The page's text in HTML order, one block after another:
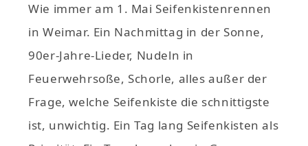
Wie immer am 1. Mai Seifenkistenrennen
in Weimar. Ein Nachmittag in der Sonne,
90er-Jahre-Lieder, Nudeln in
Feuerwehrsoße, Schorle, alles außer der
Frage, welche Seifenkiste die schnittigste
ist, unwichtig. Ein Tag lang Seifenkisten als